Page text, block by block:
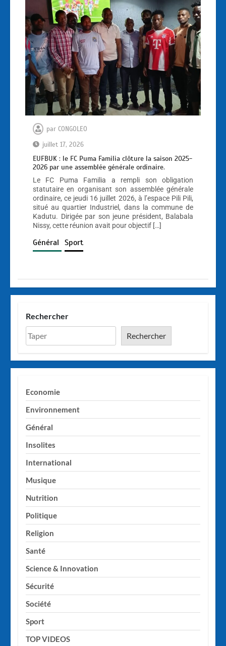
par CONGOLEO
juillet 17, 2026
EUFBUK : le FC Puma Familia clôture la saison 2025-
2026 par une assemblée générale ordinaire.
Le FC Puma Familia a rempli son obligation
statutaire en organisant son assemblée générale
ordinaire, ce jeudi 16 juillet 2026, à l’espace Pili Pili,
situé au quartier Industriel, dans la commune de
Kadutu. Dirigée par son jeune président, Balabala
Nissy, cette réunion avait pour objectif […]
Général Sport
Rechercher
Rechercher
Economie
Environnement
Général
Insolites
International
Musique
Nutrition
Politique
Religion
Santé
Science & Innovation
Sécurité
Société
Sport
TOP VIDEOS